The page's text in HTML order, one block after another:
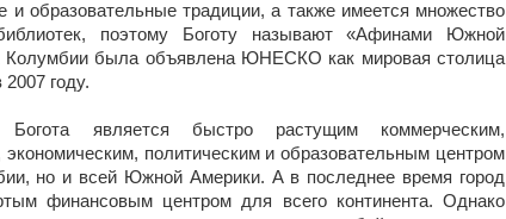
и образовательные традиции, а также имеется множество
поэтому Боготу называют «Афинами Южной
Колумбии была объявлена ЮНЕСКО как мировая столица
2007 году.
является быстро растущим коммерческим,
политическим и образовательным центром
но и всей Южной Америки. А в последнее время город
финансовым центром для всего континента. Однако